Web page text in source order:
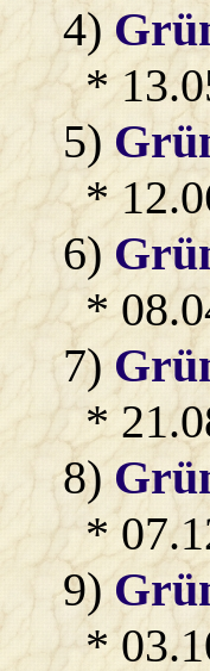
4)
*
5)
*
6)
*
7)
*
8)
*
9)
*